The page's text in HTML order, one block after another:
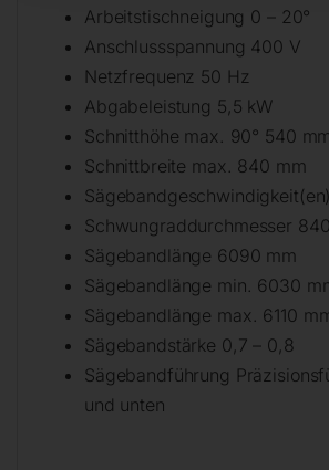
Arbeitstischneigung 0 – 20°
Anschlussspannung 400 V
Netzfrequenz 50 Hz
Abgabeleistung 5,5 kW
Schnitthöhe max. 90° 540
Schnittbreite max. 840 mm
Schwungraddurchmesser
Sägebandlänge 6090 mm
Sägebandlänge min. 6030
Sägebandlänge max. 6110
Sägebandstärke 0,7 – 0,8
Sägebandführung
und unten